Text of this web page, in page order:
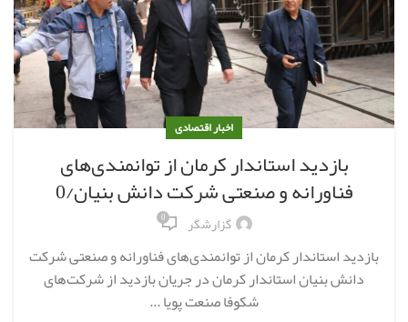
اخبار اقتصادی
بازدید استاندار کرمان از توانمندی‌های
فناورانه و صنعتی شرکت دانش بنیان/0
گزارشگر 0
بازدید استاندار کرمان از توانمندی‌های فناورانه و صنعتی شرکت
دانش بنیان استاندار کرمان در جریان بازدید از شرکت‌های
شکوفا صنعت پویا ...